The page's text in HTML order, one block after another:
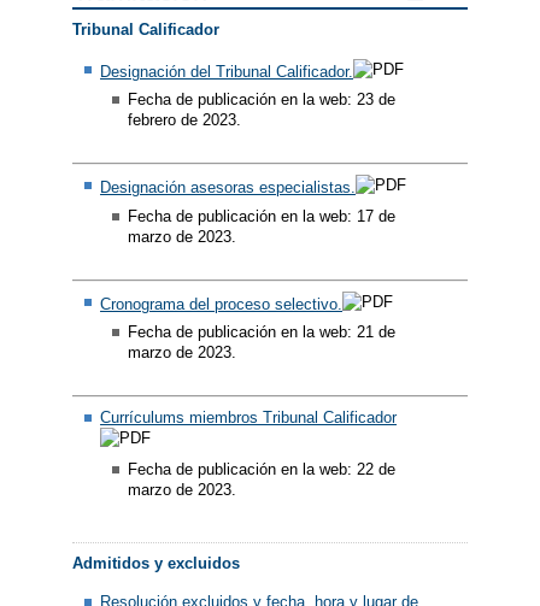
Tribunal Calificador
Designación del Tribunal Calificador.
Fecha de publicación en la web: 23 de
febrero de 2023.
Designación asesoras especialistas.
Fecha de publicación en la web: 17 de
marzo de 2023.
Cronograma del proceso selectivo.
Fecha de publicación en la web: 21 de
marzo de 2023.
Currículums miembros Tribunal Calificador
Fecha de publicación en la web: 22 de
marzo de 2023.
Admitidos y excluidos
Resolución excluidos y fecha, hora y lugar de